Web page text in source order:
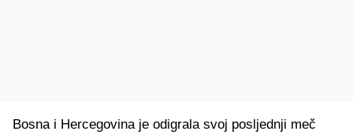
Bosna i Hercegovina je odigrala svoj posljednji meč